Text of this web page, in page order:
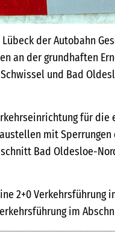
Lübeck der Autobahn
an der grundhaften
und Bad
für die
mit Sperrungen
Bad Oldesloe-
2+0 Verkehrsführung
im